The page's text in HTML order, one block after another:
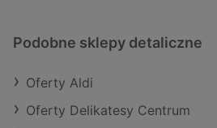
Podobne sklepy detaliczne
Oferty Aldi
Oferty Delikatesy Centrum